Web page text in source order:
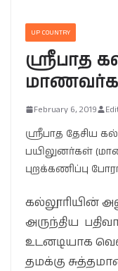
UP COUNTRY
ஸ்ரீபாத
February 6, 2019
ஸ்ரீபாத தேசிய
பயிலுனர்கள்
புறக்கணிப்பு
கல்லூரியின்
அருந்திய
உடனடியாக
தமக்கு